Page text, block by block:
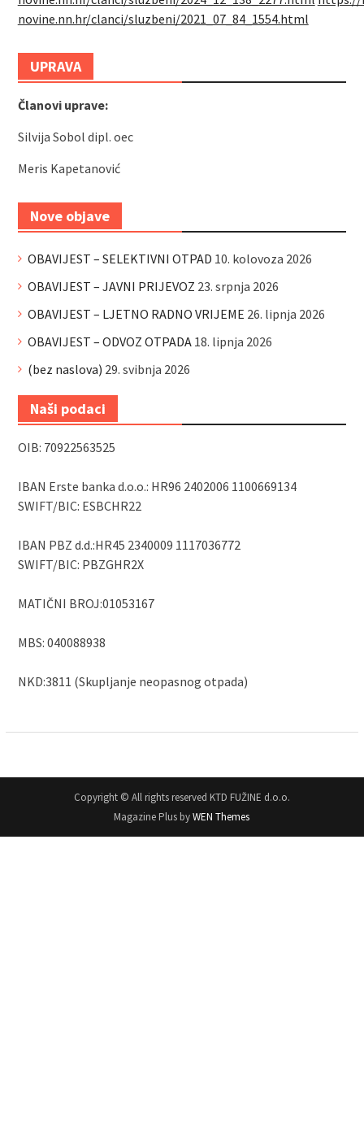
novine.nn.hr/clanci/sluzbeni/2021_07_84_1554.html
UPRAVA
Članovi uprave:
Silvija Sobol dipl. oec
Meris Kapetanović
Nove objave
OBAVIJEST – SELEKTIVNI OTPAD 10. kolovoza 2026
OBAVIJEST – JAVNI PRIJEVOZ 23. srpnja 2026
OBAVIJEST – LJETNO RADNO VRIJEME 26. lipnja 2026
OBAVIJEST – ODVOZ OTPADA 18. lipnja 2026
(bez naslova) 29. svibnja 2026
Naši podaci
OIB: 70922563525
IBAN Erste banka d.o.o.: HR96 2402006 1100669134
SWIFT/BIC: ESBCHR22
IBAN PBZ d.d.:HR45 2340009 1117036772
SWIFT/BIC: PBZGHR2X
MATIČNI BROJ:01053167
MBS: 040088938
NKD:3811 (Skupljanje neopasnog otpada)
Copyright © All rights reserved KTD FUŽINE d.o.o.
Magazine Plus byWEN Themes